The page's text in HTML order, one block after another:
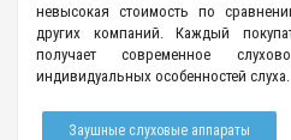
невысокая стоимость по
других компаний. Каждый
получает современное
индивидуальных особенностей слуха.
Заушные слуховые аппараты